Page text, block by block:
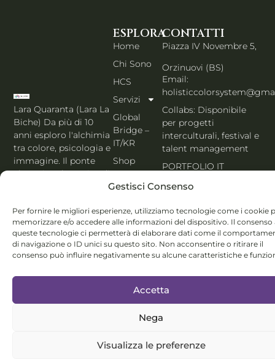
Gestisci Consenso
Per fornire le migliori esperienze, utilizziamo tecnologie come i cookie
memorizzare e/o accedere alle informazioni del dispositivo. Il consenso
queste tecnologie ci permetterà di elaborare dati come il
di navigazione o ID unici su questo sito. Non acconsentire o ritirare il
consenso può influire negativamente su alcune caratteristiche e
Accetta
Nega
Visualizza le preferenze
Lara Quaranta (Lara La
Biche) Da più di 10
anni esploro l'alchimia
tra colore, psicologia e
immagine. Il ponte
che unisce l'estetica di
MBTI, Enneagramma &
Holistic Color
System®.
ESPLORA
Home
Chi Sono
HCS
Servizi
Global
Bridge –
IT/KR
Shop
Italiano
CONTATTI
Piazza IV Novembre 5,
Orzinuovi (BS)
Email:
Collabs: Disponibile
per progetti
interculturali, festival e
talent management
PORTFOLIO IT
© Lara Quaranta | P.IVA 03960300980 | 2026 All Rights